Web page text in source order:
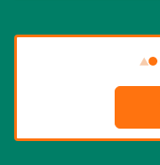
リザード・スキン兜
花園兜